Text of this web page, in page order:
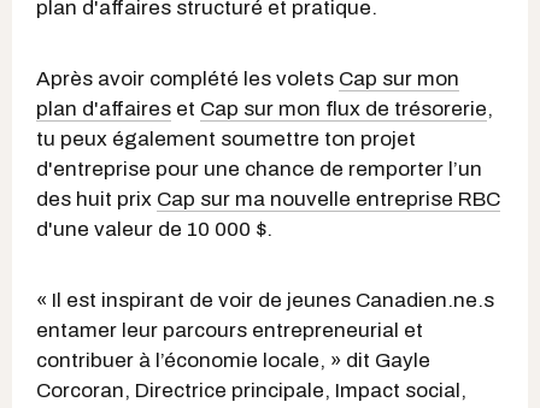
plan d'affaires structuré et pratique.
Après avoir complété les volets Cap sur mon
plan d'affaires et Cap sur mon flux de trésorerie,
tu peux également soumettre ton projet
d'entreprise pour une chance de remporter l’un
des huit prix Cap sur ma nouvelle entreprise RBC
d'une valeur de 10 000 $.
« Il est inspirant de voir de jeunes Canadien.ne.s
entamer leur parcours entrepreneurial et
contribuer à l’économie locale, » dit Gayle
Corcoran, Directrice principale, Impact social,